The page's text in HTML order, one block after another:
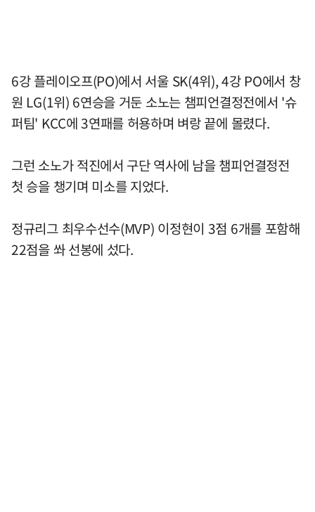
6강 플레이오프(PO)에서 서울 SK(4위), 4강 PO에서 창
원 LG(1위) 6연승을 거둔 소노는 챔피언결정전에서 '슈
퍼팀' KCC에 3연패를 허용하며 벼랑 끝에 몰렸다.
그런 소노가 적진에서 구단 역사에 남을 챔피언결정전
첫 승을 챙기며 미소를 지었다.
정규리그 최우수선수(MVP) 이정현이 3점 6개를 포함해
22점을 쏴 선봉에 섰다.